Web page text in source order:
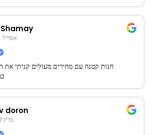
אפריל 14, 2026
doron
מרץ 27, 2026